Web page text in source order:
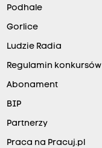
Podhale
Gorlice
Ludzie Radia
Regulamin konkursów
Abonament
BIP
Partnerzy
Praca na Pracuj.pl